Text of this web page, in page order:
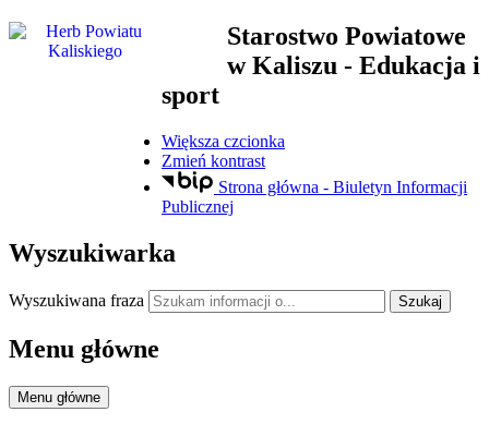
Starostwo Powiatowe
w Kaliszu - Edukacja i
sport
Większa czcionka
Zmień kontrast
Strona główna - Biuletyn Informacji
Publicznej
Wyszukiwarka
Wyszukiwana fraza Szukaj
Menu główne
Menu główne